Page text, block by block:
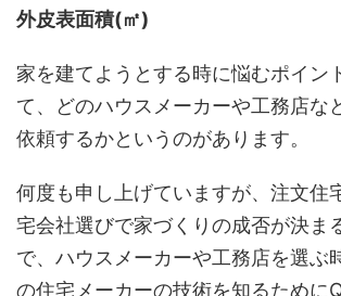
外皮表面積(㎡)
家を建てようとする時に悩むポイン
て、どのハウスメーカーや工務店な
依頼するかというのがあります。
何度も申し上げていますが、注文住
宅会社選びで家づくりの成否が決ま
で、ハウスメーカーや工務店を選ぶ
の住宅メーカーの技術を知るために